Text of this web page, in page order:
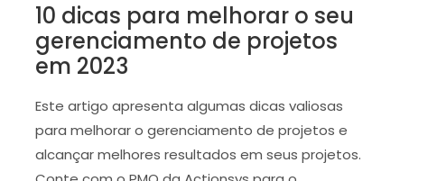
10 dicas para melhorar o seu
gerenciamento de projetos
em 2023
Este artigo apresenta algumas dicas valiosas
para melhorar o gerenciamento de projetos e
alcançar melhores resultados em seus projetos.